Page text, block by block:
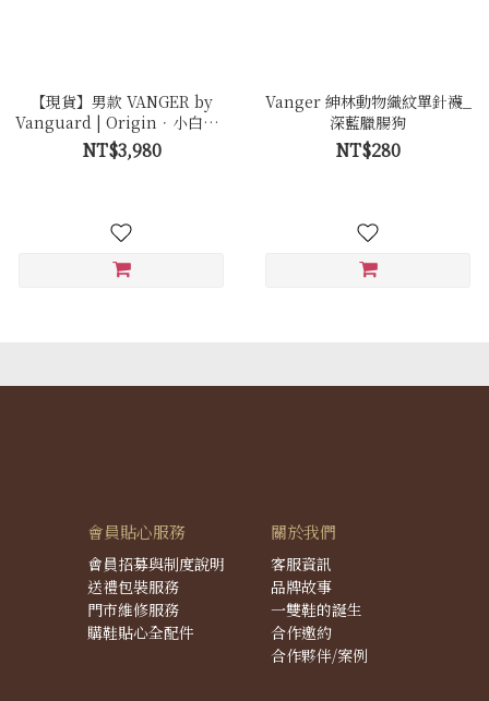
【現貨】男款 VANGER by
Vanguard | Origin．小白鞋 -
Ca005 極簡白
NT$3,980
Vanger 紳林動物織紋單針襪_
深藍臘腸狗
NT$280
會員貼心服務
會員招募與制度說明
送禮包裝服務
門市維修服務
購鞋貼心全配件
關於我們
客服資訊
品牌故事
一雙鞋的誕生
合作邀約
合作夥伴/案例